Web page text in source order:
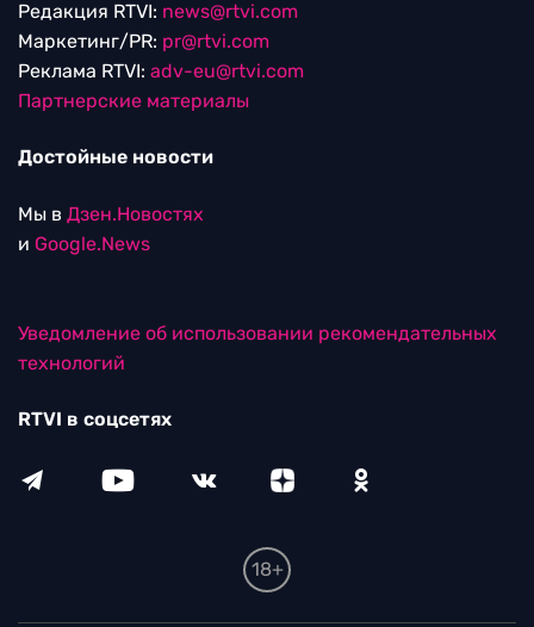
Редакция RTVI: news@rtvi.com
Маркетинг/PR: pr@rtvi.com
Реклама RTVI: adv-eu@rtvi.com
Партнерские материалы
Достойные новости
Мы в Дзен.Новостях
и Google.News
Уведомление об использовании рекомендательных
технологий
RTVI в соцсетях
18+